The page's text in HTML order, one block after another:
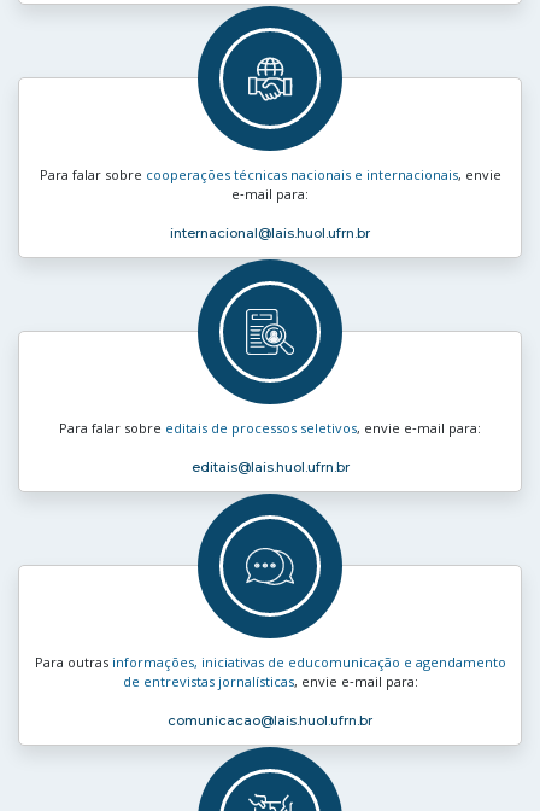
Para falar sobre cooperações técnicas nacionais e internacionais, envie
e‑mail para:
internacional@lais.huol.ufrn.br
Para falar sobre editais de processos seletivos, envie e‑mail para:
editais@lais.huol.ufrn.br
Para outras informações, iniciativas de educomunicação e agendamento
de entrevistas jornalísticas, envie e‑mail para:
comunicacao@lais.huol.ufrn.br